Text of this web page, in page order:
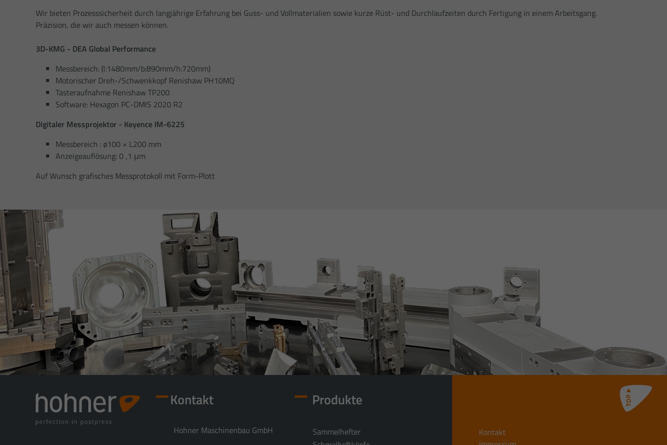
Wir bieten Prozesssicherheit durch langjährige Erfahrung bei Guss- und Vollmaterialien sowie kurze Rüst- und Durchlaufzeiten durch Fertigung in einem Arbeitsgang.
Präzision, die wir auch messen können.
3D-KMG - DEA Global Performance
Messbereich: (l:1480mm/b:890mm/h:720mm)
Motorischer Dreh-/Schwenkkopf Renishaw PH10MQ
Tasteraufnahme Renishaw TP200
Software: Hexagon PC-DMIS 2020 R2
Digitaler Messprojektor - Keyence IM-6225
Messbereich : ø100 × L200 mm
Anzeigeauflösung: 0 ,1 μm
Auf Wunsch grafisches Messprotokoll mit Form-Plott
Kontakt
Hohner Maschinenbau GmbH
Produkte
Sammelhefter
Kontakt
Name _gat_gtag_UA_23412405_1